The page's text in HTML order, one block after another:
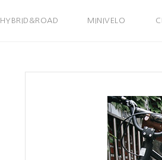
HYBRID&ROAD MINIVELO